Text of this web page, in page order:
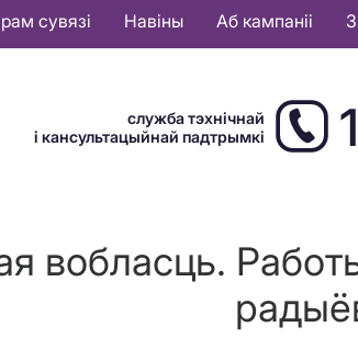
сувязі Навіны Аб кампаніі
служба тэхнічнай
і кансультацыйнай падтрымкі
вобласць.